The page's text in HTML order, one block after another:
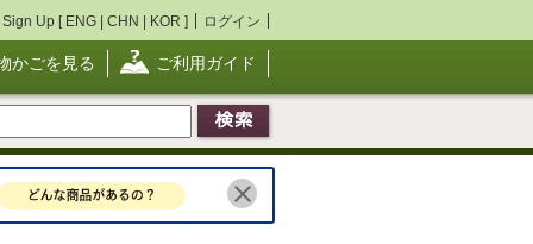
Sign Up [ ENG | CHN | KOR ] ログイン
かごを見る ご利用ガイド